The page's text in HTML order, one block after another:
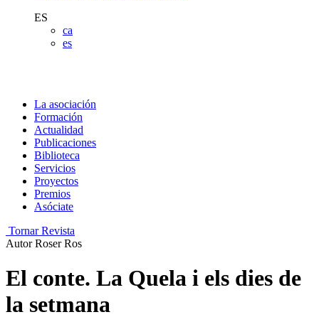
ES
ca
es
La asociación
Formación
Actualidad
Publicaciones
Biblioteca
Servicios
Proyectos
Premios
Asóciate
Tornar Revista
Autor Roser Ros
El conte. La Quela i els dies de
la setmana